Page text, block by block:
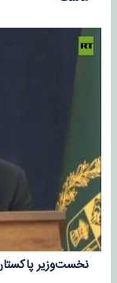
نخست‌وزیر